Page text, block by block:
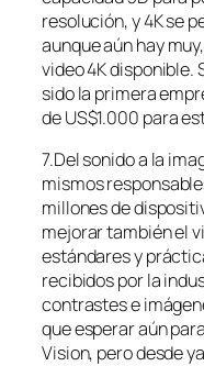
resolución, y 4K se
aunque aún hay
video 4K disponible.
sido la primera
de US$1.000 para
7.Del sonido a la
mismos
millones de
mejorar también el
estándares y
recibidos por la
contrastes e
que esperar aún
Vision, pero desde